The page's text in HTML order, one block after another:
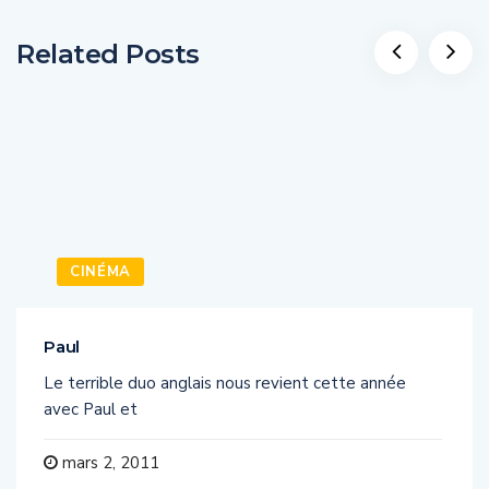
Related Posts
CINÉMA
Paul
Le terrible duo anglais nous revient cette année
avec Paul et
mars 2, 2011